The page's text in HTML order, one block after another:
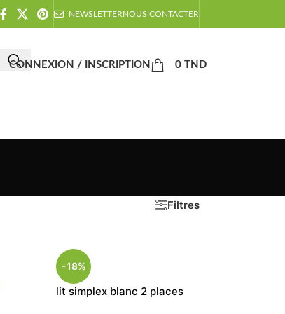
NEWSLETTERNOUS CONTACTER
CONNEXION / INSCRIPTION 0 TND
Filtres
-18%
lit simplex blanc 2 places